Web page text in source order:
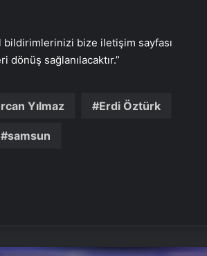
bildirimlerinizi bize iletişim sayfası
sağlanılacaktır.”
Yılmaz Erdi Öztürk
samsun
8 Mayıs 2025 günlük burç yorumları
ayrıldı